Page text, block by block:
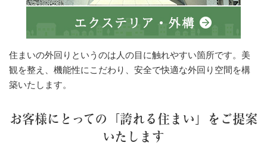
住まいの外回りというのは人の目に触れやすい箇所です。美
観を整え、機能性にこだわり、安全で快適な外回り空間を構
築いたします。
お客様にとっての「誇れる住まい」をご提案
いたします